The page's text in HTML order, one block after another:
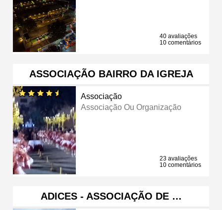
40 avaliações
10 comentários
ASSOCIAÇÃO BAIRRO DA IGREJA
Associação
Associação Ou Organização
23 avaliações
10 comentários
ADICES - ASSOCIAÇÃO DE …